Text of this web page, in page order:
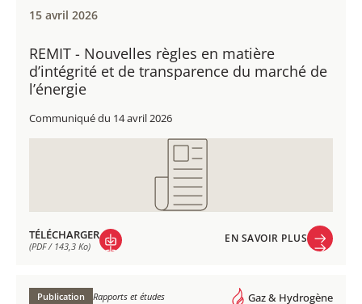
15 avril 2026
REMIT - Nouvelles règles en matière
d’intégrité et de transparence du marché de
l’énergie
Communiqué du 14 avril 2026
TÉLÉCHARGER
(PDF / 143,3 Ko)
(PDF / 143,3 Ko)
EN SAVOIR PLUS
Publication Rapports et études Gaz & Hydrogène